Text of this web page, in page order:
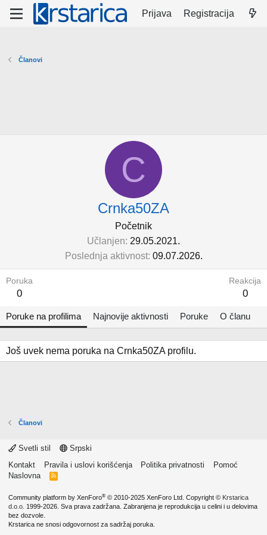
Prijava Registracija
Članovi
C
Crnka50ZA
Početnik
Učlanjen 29.05.2021.
Poslednja aktivnost 09.07.2026.
Poruka
0
Reakcija
0
Poruke na profilima Najnovije aktivnosti Poruke O članu
Još uvek nema poruka na Crnka50ZA profilu.
Članovi
Svetli stil
Srpski
Kontakt
Pravila i uslovi korišćenja Politika privatnosti
Pomoć
Naslovna
R
Community platform by XenForo® © 2010-2025 XenForo Ltd. Copyright © Krstarica
d.o.o. 1999-2026. Sva prava zadržana. Zabranjena je reprodukcija u celini i u delovima
bez dozvole.
Krstarica ne snosi odgovornost za sadržaj poruka.